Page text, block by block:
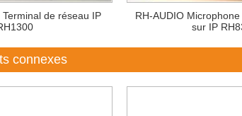
Terminal de réseau IP
RH-AUDIO
sur IP
connexes